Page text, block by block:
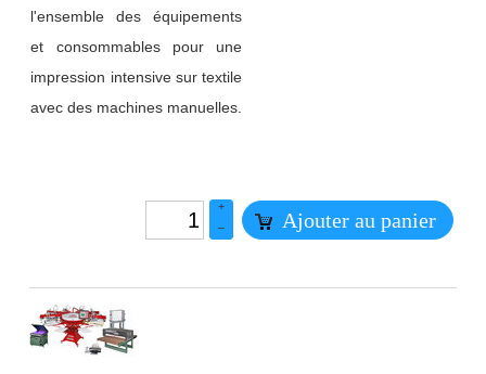
l'ensemble des équipements
et consommables pour une
impression intensive sur textile
avec des machines manuelles.
+
–
Ajouter au panier